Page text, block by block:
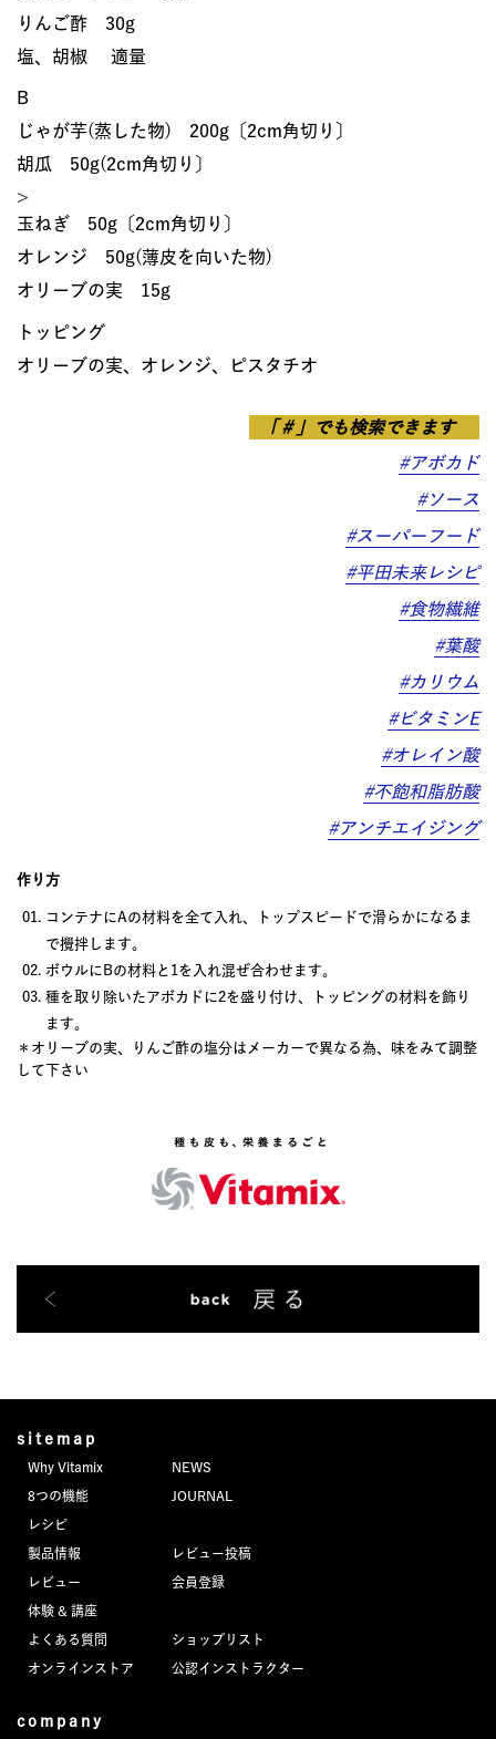
りんご酢 30g
塩、胡椒 適量
B
じゃが芋(蒸した物) 200g〔2cm角切り〕
胡瓜 50g(2cm角切り〕
>
玉ねぎ 50g〔2cm角切り〕
オレンジ 50g(薄皮を向いた物)
オリーブの実 15g
トッピング
オリーブの実、オレンジ、ピスタチオ
「＃」でも検索できます
#アボカド
#ソース
#スーパーフード
#平田未来レシピ
#食物繊維
#葉酸
#カリウム
#ビタミンE
#オレイン酸
#不飽和脂肪酸
#アンチエイジング
作り方
コンテナにAの材料を全て入れ、トップスピードで滑らかになるま
で攪拌します。
ボウルにBの材料と1を入れ混ぜ合わせます。
種を取り除いたアボカドに2を盛り付け、トッピングの材料を飾り
ます。
＊オリーブの実、りんご酢の塩分はメーカーで異なる為、味をみて調整
して下さい
sitemap
Why Vitamix
8つの機能
レシピ
製品情報
レビュー
体験 & 講座
よくある質問
オンラインストア
NEWS
JOURNAL
レビュー投稿
会員登録
ショップリスト
公認インストラクター
company